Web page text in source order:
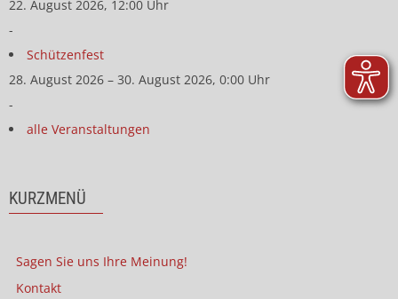
22. August 2026, 12:00 Uhr
-
Schützenfest
28. August 2026 – 30. August 2026, 0:00 Uhr
-
alle Veranstaltungen
KURZMENÜ
Sagen Sie uns Ihre Meinung!
Kontakt